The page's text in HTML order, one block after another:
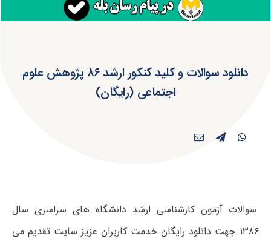
دانلود سوالات و کلید کنکور ارشد ۸۶ پژوهش علوم
اجتماعی (رایگان)
سوالات آزمون کارشناسی ارشد دانشگاه های سراسری سال
۱۳۸۶ جهت دانلود رایگان خدمت کاربران عزیز سایت تقدیم می